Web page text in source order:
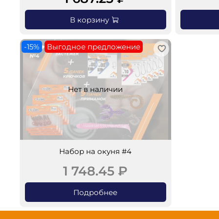
В корзину
Нет в наличии
-15% Выгодное предложение
Набор на окуня #4
1 748.45 ₽
Подробнее